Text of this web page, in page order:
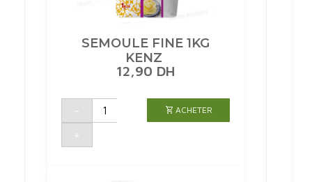
SEMOULE FINE 1KG
KENZ
12,90 DH
-
quantité
SEMOULE
KENZ
+
ACHETER